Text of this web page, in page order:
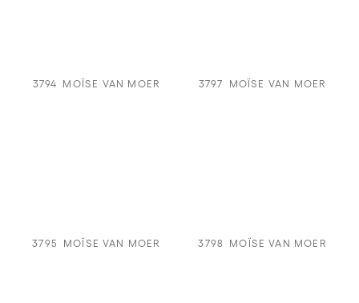
3794 MOÏSE VAN MOER 3797 MOÏSE VAN MOER
3795 MOÏSE VAN MOER 3798 MOÏSE VAN MOER